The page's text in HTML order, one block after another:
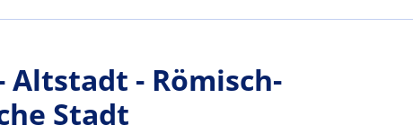
Altstadt - Römisch-
Stadt